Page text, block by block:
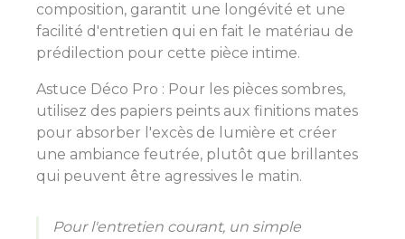
composition, garantit une longévité et une
facilité d'entretien qui en fait le matériau de
prédilection pour cette pièce intime.
Astuce Déco Pro : Pour les pièces sombres,
utilisez des papiers peints aux finitions mates
pour absorber l'excès de lumière et créer
une ambiance feutrée, plutôt que brillantes
qui peuvent être agressives le matin.
Pour l'entretien courant, un simple